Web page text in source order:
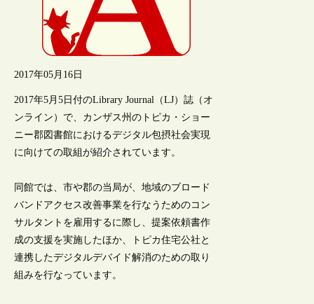
2017年05月16日
2017年5月5日付のLibrary Journal（LJ）誌（オ
ンライン）で、カンザス州のトピカ・ショー
ニー郡図書館におけるデジタル包摂社会実現
に向けての取組が紹介されています。
同館では、市や郡の当局が、地域のブロード
バンドアクセス改善事業を行なうためのコン
サルタントを雇用するに際し、提案依頼書作
成の支援を実施したほか、トピカ住宅公社と
連携したデジタルデバイド解消のための取り
組みを行なっています。